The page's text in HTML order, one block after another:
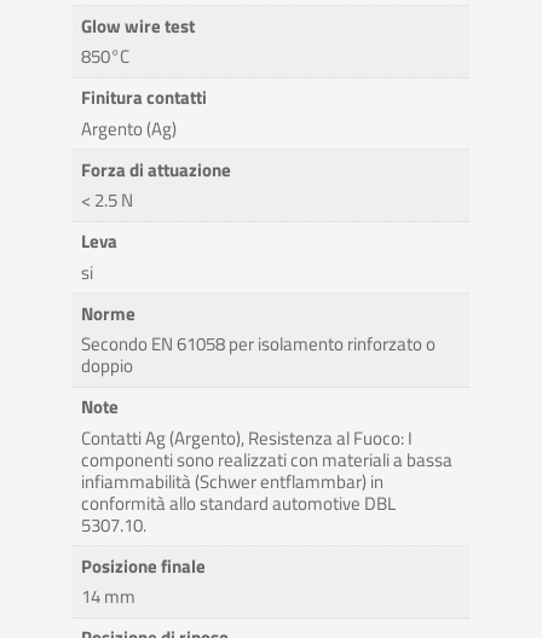
Glow wire test
850°C
Finitura contatti
Argento (Ag)
Forza di attuazione
< 2.5 N
Leva
si
Norme
Secondo EN 61058 per isolamento rinforzato o
doppio
Note
Contatti Ag (Argento), Resistenza al Fuoco: I
componenti sono realizzati con materiali a bassa
infiammabilità (Schwer entflammbar) in
conformità allo standard automotive DBL
5307.10.
Posizione finale
14 mm